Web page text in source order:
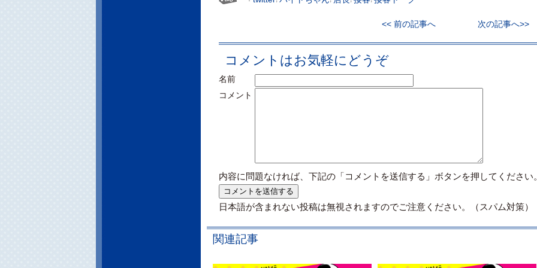
<< 前の記事へ 次の記事へ>>
コメントはお気軽にどうぞ
名前
コメント
内容に問題なければ、下記の「コメントを送信する」ボタンを押してください
日本語が含まれない投稿は無視されますのでご注意ください。（スパム対策）
関連記事